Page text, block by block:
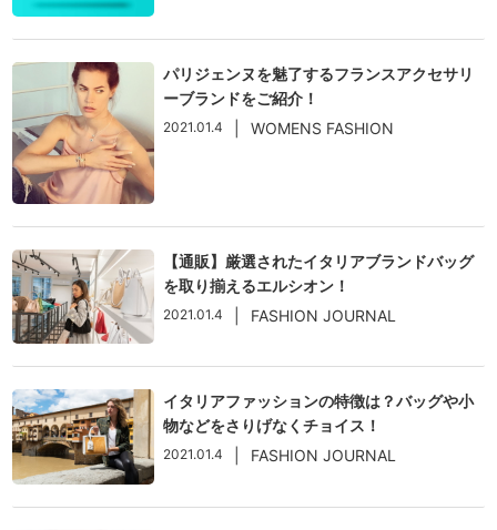
パリジェンヌを魅了するフランスアクセサリ
ーブランドをご紹介！
2021.01.4 WOMENS FASHION
【通販】厳選されたイタリアブランドバッグ
を取り揃えるエルシオン！
2021.01.4 FASHION JOURNAL
イタリアファッションの特徴は？バッグや小
物などをさりげなくチョイス！
2021.01.4 FASHION JOURNAL